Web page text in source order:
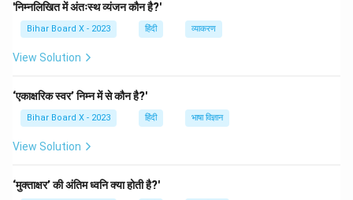
'निम्नलिखित में अंतःस्थ व्यंजन कौन है?'
Bihar Board X - 2023 हिंदी व्याकरण
View Solution
‘एकाक्षरिक स्वर’ निम्न में से कौन है?'
Bihar Board X - 2023 हिंदी भाषा विज्ञान
View Solution
‘मुक्ताक्षर’ की अंतिम ध्वनि क्या होती है?'